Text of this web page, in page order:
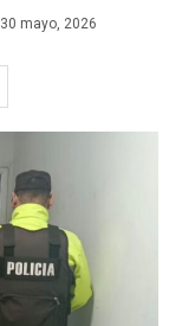
30 mayo, 2026